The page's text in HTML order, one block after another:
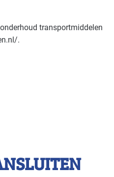
transportmiddelen
.